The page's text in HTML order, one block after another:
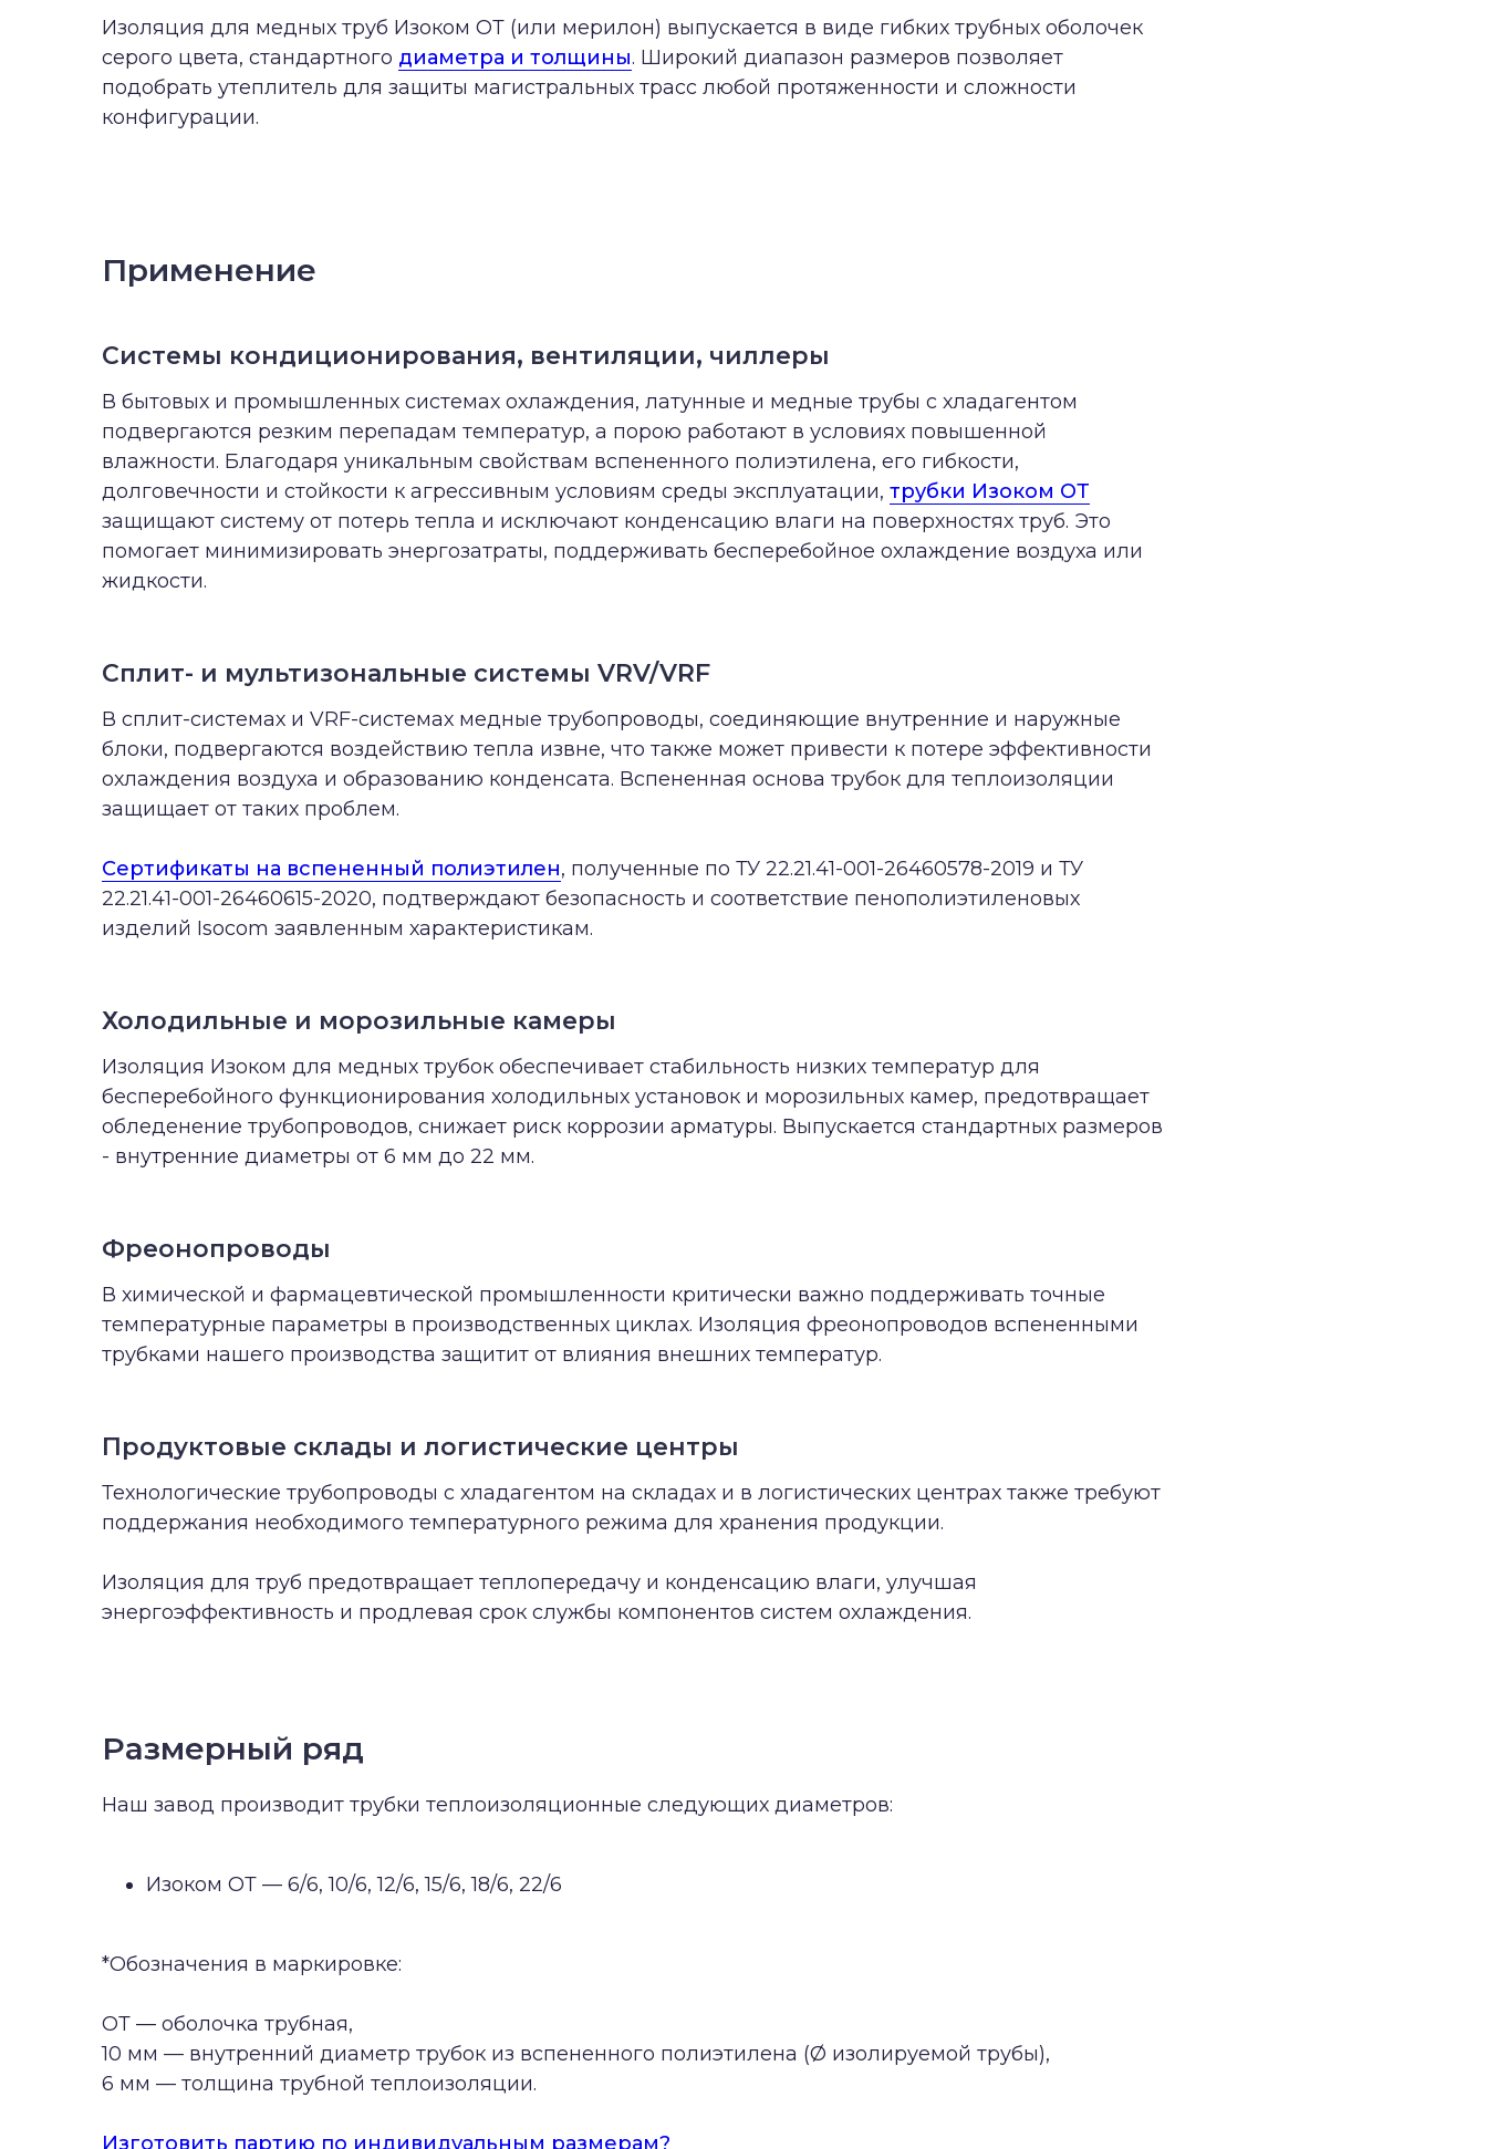
Изоляция для медных труб Изоком ОТ (или мерилон) выпускается в виде гибких трубных оболочек
серого цвета, стандартного диаметра и толщины. Широкий диапазон размеров позволяет
подобрать утеплитель для защиты магистральных трасс любой протяженности и сложности
конфигурации.
Применение
Системы кондиционирования, вентиляции, чиллеры
В бытовых и промышленных системах охлаждения, латунные и медные трубы с хладагентом
подвергаются резким перепадам температур, а порою работают в условиях повышенной
влажности. Благодаря уникальным свойствам вспененного полиэтилена, его гибкости,
долговечности и стойкости к агрессивным условиям среды эксплуатации, трубки Изоком ОТ
защищают систему от потерь тепла и исключают конденсацию влаги на поверхностях труб. Это
помогает минимизировать энергозатраты, поддерживать бесперебойное охлаждение воздуха или
жидкости.
Сплит- и мультизональные системы VRV/VRF
В сплит-системах и VRF-системах медные трубопроводы, соединяющие внутренние и наружные
блоки, подвергаются воздействию тепла извне, что также может привести к потере эффективности
охлаждения воздуха и образованию конденсата. Вспененная основа трубок для теплоизоляции
защищает от таких проблем.
Сертификаты на вспененный полиэтилен, полученные по ТУ 22.21.41-001-26460578-2019 и ТУ
22.21.41-001-26460615-2020, подтверждают безопасность и соответствие пенополиэтиленовых
изделий Isocom заявленным характеристикам.
Холодильные и морозильные камеры
Изоляция Изоком для медных трубок обеспечивает стабильность низких температур для
бесперебойного функционирования холодильных установок и морозильных камер, предотвращает
обледенение трубопроводов, снижает риск коррозии арматуры. Выпускается стандартных размеров
- внутренние диаметры от 6 мм до 22 мм.
Фреонопроводы
В химической и фармацевтической промышленности критически важно поддерживать точные
температурные параметры в производственных циклах. Изоляция фреонопроводов вспененными
трубками нашего производства защитит от влияния внешних температур.
Продуктовые склады и логистические центры
Технологические трубопроводы с хладагентом на складах и в логистических центрах также требуют
поддержания необходимого температурного режима для хранения продукции.
Изоляция для труб предотвращает теплопередачу и конденсацию влаги, улучшая
энергоэффективность и продлевая срок службы компонентов систем охлаждения.
Размерный ряд
Наш завод производит трубки теплоизоляционные следующих диаметров:
Изоком ОТ — 6/6, 10/6, 12/6, 15/6, 18/6, 22/6
*Обозначения в маркировке:
ОТ — оболочка трубная,
10 мм — внутренний диаметр трубок из вспененного полиэтилена (Ø изолируемой трубы),
6 мм — толщина трубной теплоизоляции.
Изготовить партию по индивидуальным размерам?